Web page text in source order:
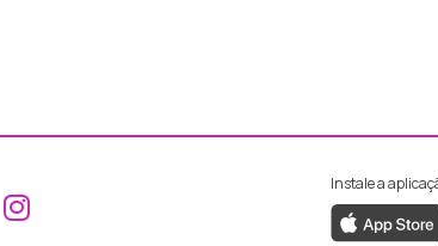
Aceder ao Facebook da RTP
Aceder ao Instagram da RTP
Instale a